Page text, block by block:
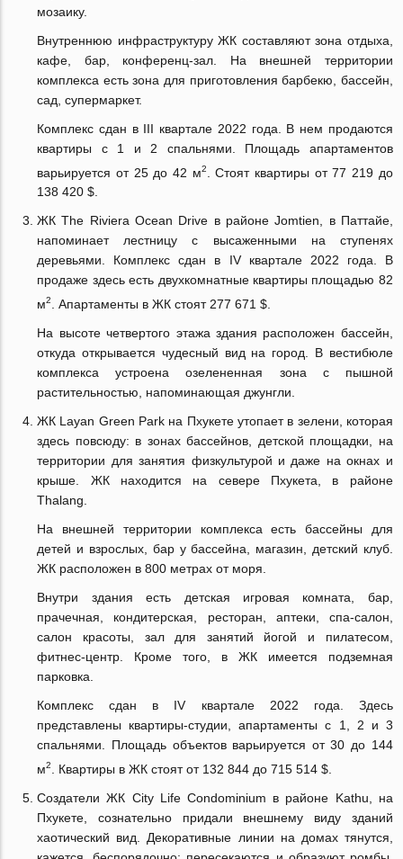
мозаику.
Внутреннюю инфраструктуру ЖК составляют зона отдыха,
кафе, бар, конференц-зал. На внешней территории
комплекса есть зона для приготовления барбекю, бассейн,
сад, супермаркет.
Комплекс сдан в III квартале 2022 года. В нем продаются
квартиры с 1 и 2 спальнями. Площадь апартаментов
варьируется от 25 до 42 м2
. Стоят квартиры от 77 219 до
138 420 $.
ЖК The Riviera Ocean Drive в районе Jomtien, в Паттайе,
напоминает лестницу с высаженными на ступенях
деревьями. Комплекс сдан в IV квартале 2022 года. В
продаже здесь есть двухкомнатные квартиры площадью 82
м2
. Апартаменты в ЖК стоят 277 671 $.
На высоте четвертого этажа здания расположен бассейн,
откуда открывается чудесный вид на город. В вестибюле
комплекса устроена озелененная зона с пышной
растительностью, напоминающая джунгли.
ЖК Layan Green Park на Пхукете утопает в зелени, которая
здесь повсюду: в зонах бассейнов, детской площадки, на
территории для занятия физкультурой и даже на окнах и
крыше. ЖК находится на севере Пхукета, в районе
Thalang.
На внешней территории комплекса есть бассейны для
детей и взрослых, бар у бассейна, магазин, детский клуб.
ЖК расположен в 800 метрах от моря.
Внутри здания есть детская игровая комната, бар,
прачечная, кондитерская, ресторан, аптеки, спа-салон,
салон красоты, зал для занятий йогой и пилатесом,
фитнес-центр. Кроме того, в ЖК имеется подземная
парковка.
Комплекс сдан в IV квартале 2022 года. Здесь
представлены квартиры-студии, апартаменты с 1, 2 и 3
спальнями. Площадь объектов варьируется от 30 до 144
м2
. Квартиры в ЖК стоят от 132 844 до 715 514 $.
Создатели ЖК City Life Condominium в районе Kathu, на
Пхукете, сознательно придали внешнему виду зданий
хаотический вид. Декоративные линии на домах тянутся,